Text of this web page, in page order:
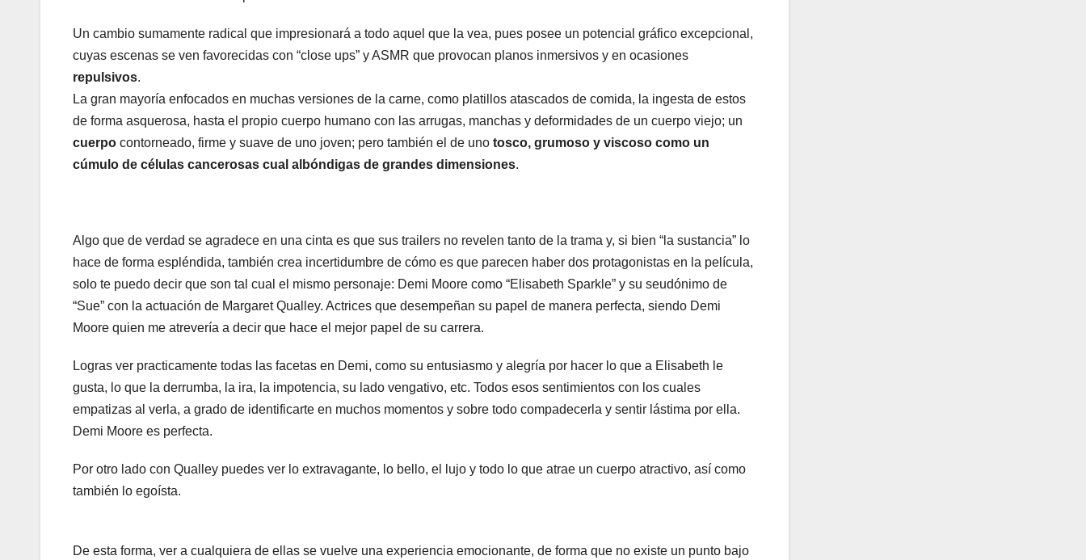
Un cambio sumamente radical que impresionará a todo aquel que la vea, pues posee un potencial gráfico excepcional,
cuyas escenas se ven favorecidas con “close ups” y ASMR que provocan planos inmersivos y en ocasiones
repulsivos.
La gran mayoría enfocados en muchas versiones de la carne, como platillos atascados de comida, la ingesta de estos
de forma asquerosa, hasta el propio cuerpo humano con las arrugas, manchas y deformidades de un cuerpo viejo; un
cuerpo contorneado, firme y suave de uno joven; pero también el de uno tosco, grumoso y viscoso como un
cúmulo de células cancerosas cual albóndigas de grandes dimensiones.
Algo que de verdad se agradece en una cinta es que sus trailers no revelen tanto de la trama y, si bien “la sustancia” lo
hace de forma espléndida, también crea incertidumbre de cómo es que parecen haber dos protagonistas en la película,
solo te puedo decir que son tal cual el mismo personaje: Demi Moore como “Elisabeth Sparkle” y su seudónimo de
“Sue” con la actuación de Margaret Qualley. Actrices que desempeñan su papel de manera perfecta, siendo Demi
Moore quien me atrevería a decir que hace el mejor papel de su carrera.
Logras ver practicamente todas las facetas en Demi, como su entusiasmo y alegría por hacer lo que a Elisabeth le
gusta, lo que la derrumba, la ira, la impotencia, su lado vengativo, etc. Todos esos sentimientos con los cuales
empatizas al verla, a grado de identificarte en muchos momentos y sobre todo compadecerla y sentir lástima por ella.
Demi Moore es perfecta.
Por otro lado con Qualley puedes ver lo extravagante, lo bello, el lujo y todo lo que atrae un cuerpo atractivo, así como
también lo egoísta.
De esta forma, ver a cualquiera de ellas se vuelve una experiencia emocionante, de forma que no existe un punto bajo